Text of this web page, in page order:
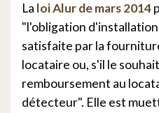
La loi Alur de mars 2014
"l'obligation
satisfaite par la
locataire ou, s'il le
remboursement au
détecteur". Elle est